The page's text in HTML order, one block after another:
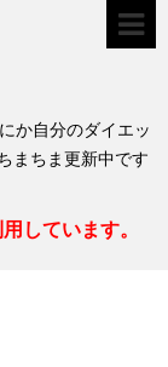
か自分のダイエッ
まちま更新中です
しています。